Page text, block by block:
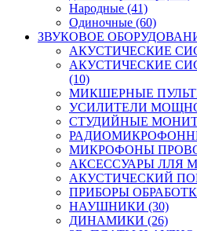
Народные (41)
Одиночные (60)
ЗВУКОВОЕ
АКУСТИЧЕСКИЕ
АКУСТИЧЕСКИЕ
(10)
МИКШЕРНЫЕ
УСИЛИТЕЛИ
СТУДИЙНЫЕ
МИКРОФОНЫ
АКСЕССУАРЫ ЛЛЯ
АКУСТИЧЕСКИЙ
ПРИБОРЫ
НАУШНИКИ (30)
ДИНАМИКИ (26)